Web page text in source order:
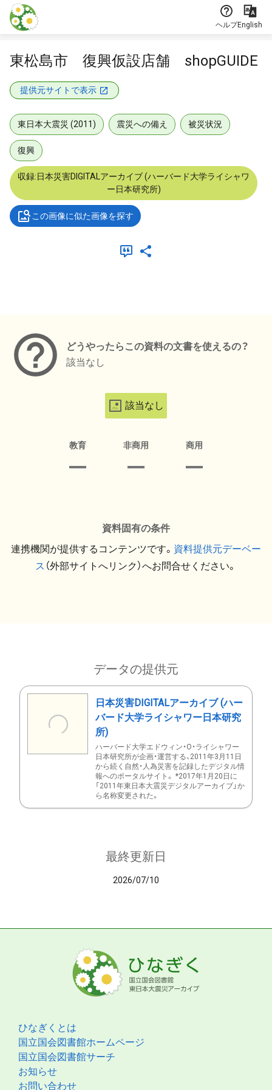
本文に飛ぶ
ヘルプEnglish
東松島市 復興仮設店舗 shopGUIDE
提供元サイトで表示
東日本大震災 (2011) 震災への備え 被災状況
復興
収録:日本災害DIGITALアーカイブ (ハーバード大学ライシャワ
ー日本研究所)
この画像に似た画像を探す
どうやったらこの資料の文書を使えるの？
該当なし
該当なし
教育 非商用 商用
資料固有の条件
連携機関が提供するコンテンツです。 資料提供元デーベー
ス （外部サイトへリンク）へお問合せください。
データの提供元
日本災害DIGITALアーカイブ (ハー
バード大学ライシャワー日本研究
所)
ハーバード大学エドウィン・O・ライシャワー
日本研究所が企画・運営する、2011年3月11日
から続く自然・人為災害を記録したデジタル情
報へのポータルサイト。 *2017年1月20日に
「2011年東日本大震災デジタルアーカイブ」か
ら名称変更された。
最終更新日
2026/07/10
ひなぎくとは
国立国会図書館ホームページ
国立国会図書館サーチ
お知らせ
お問い合わせ